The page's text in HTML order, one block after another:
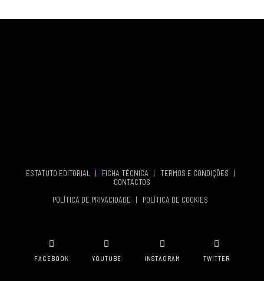
ESTATUTO EDITORIAL | FICHA TÉCNICA | TERMOS E CONDIÇÕES
|
CONTACTOS
POLÍTICA DE PRIVACIDADE
| POLÍTICA DE COOKIES
FACEBOOK YOUTUBE INSTAGRAM TWITTER